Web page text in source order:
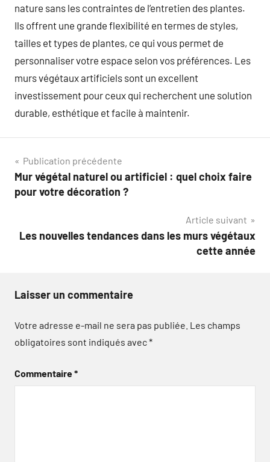
nature sans les contraintes de l’entretien des plantes.
Ils offrent une grande flexibilité en termes de styles,
tailles et types de plantes, ce qui vous permet de
personnaliser votre espace selon vos préférences. Les
murs végétaux artificiels sont un excellent
investissement pour ceux qui recherchent une solution
durable, esthétique et facile à maintenir.
Navigation
de
Publication précédente
Mur végétal naturel ou artificiel : quel choix faire
pour votre décoration ?
Article suivant
Les nouvelles tendances dans les murs végétaux
cette année
Laisser un commentaire
Votre adresse e-mail ne sera pas publiée. Les champs
obligatoires sont indiqués avec*
Commentaire*